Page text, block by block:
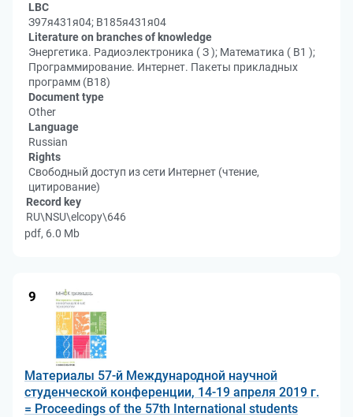
LBC
З97я431я04; В185я431я04
Literature on branches of knowledge
Энергетика. Радиоэлектроника ( З ); Математика ( В1 );
Программирование. Интернет. Пакеты прикладных
программ (В18)
Document type
Other
Language
Russian
Rights
Свободный доступ из сети Интернет (чтение,
цитирование)
Record key
RU\NSU\elcopy\646
pdf, 6.0 Mb
9
Материалы 57-й Международной научной
студенческой конференции, 14-19 апреля 2019 г.
= Proceedings of the 57th International students